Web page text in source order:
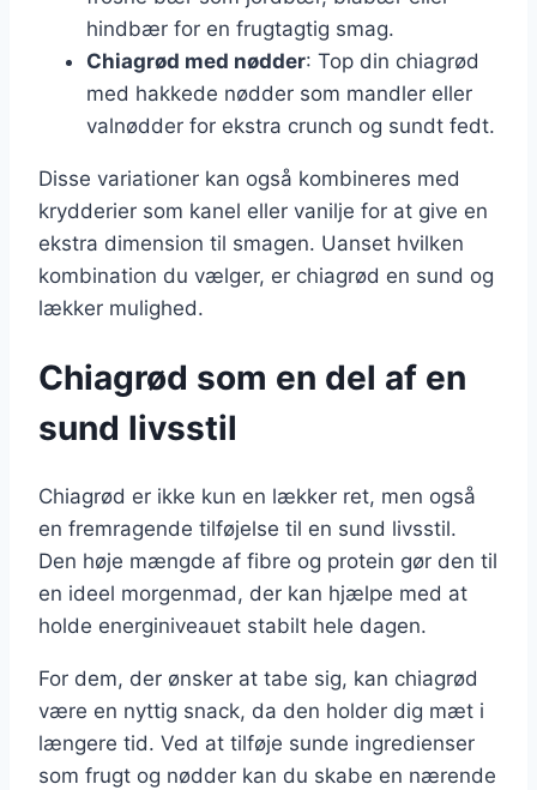
hindbær for en frugtagtig smag.
Chiagrød med nødder: Top din chiagrød
med hakkede nødder som mandler eller
valnødder for ekstra crunch og sundt fedt.
Disse variationer kan også kombineres med
krydderier som kanel eller vanilje for at give en
ekstra dimension til smagen. Uanset hvilken
kombination du vælger, er chiagrød en sund og
lækker mulighed.
Chiagrød som en del af en
sund livsstil
Chiagrød er ikke kun en lækker ret, men også
en fremragende tilføjelse til en sund livsstil.
Den høje mængde af fibre og protein gør den til
en ideel morgenmad, der kan hjælpe med at
holde energiniveauet stabilt hele dagen.
For dem, der ønsker at tabe sig, kan chiagrød
være en nyttig snack, da den holder dig mæt i
længere tid. Ved at tilføje sunde ingredienser
som frugt og nødder kan du skabe en nærende